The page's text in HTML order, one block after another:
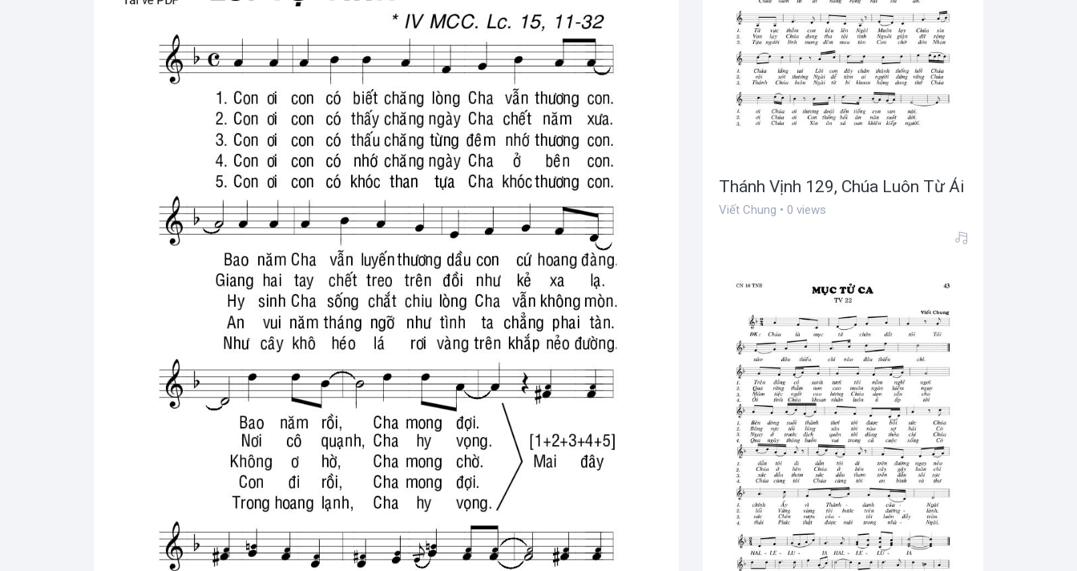
Thánh Vịnh 129, Chúa Luôn Từ Ái
Viết Chung • 0 views